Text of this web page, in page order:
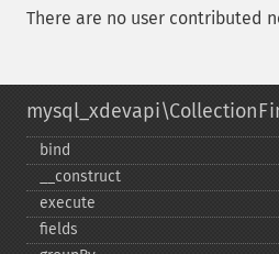
There are no user contributed
bind
_​_​construct
execute
fields